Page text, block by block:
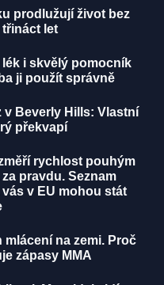
prodlužují život bez
třináct let
i skvělý pomocník
ji použít správně
v Beverly Hills: Vlastní
překvapí
rychlost pouhým
pravdu. Seznam
v EU mohou stát
na zemi. Proč
zápasy MMA